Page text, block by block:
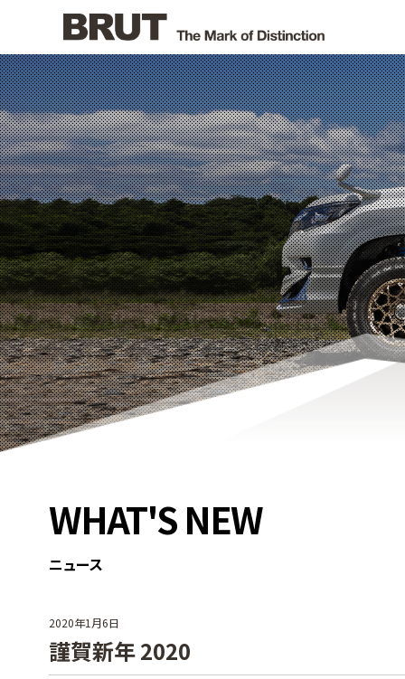
WHAT'S NEW
ニュース
2020年1月6日
謹賀新年 2020